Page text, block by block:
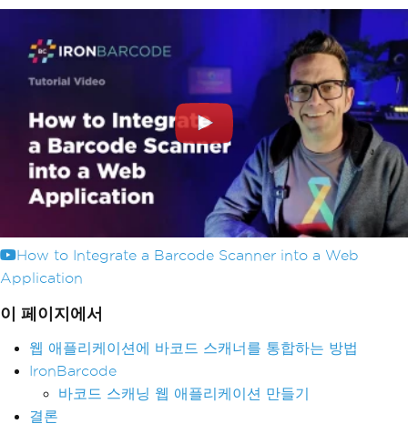
How to Integrate a Barcode Scanner into a Web
Application
이 페이지에서
웹 애플리케이션에 바코드 스캐너를 통합하는 방법
IronBarcode
바코드 스캐닝 웹 애플리케이션 만들기
결론